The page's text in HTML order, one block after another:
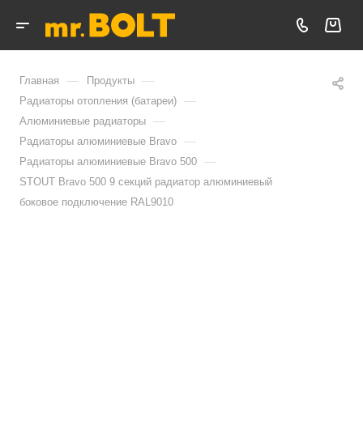
Главная — Продукты —
Радиаторы отопления (батареи) —
Алюминиевые радиаторы —
Радиаторы алюминиевые Bravo —
Радиаторы алюминиевые Bravo 500 —
STOUT Bravo 500 9 секций радиатор алюминиевый
боковое подключение RAL9010